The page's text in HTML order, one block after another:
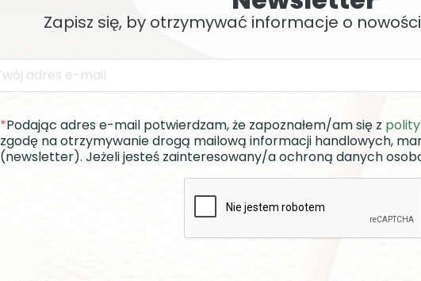
Zapisz się, by otrzymywać informacje o
*Podając adres e-mail potwierdzam, że zapoznałem/am się z
zgodę na otrzymywanie drogą mailową informacji handlowych,
(newsletter). Jeżeli jesteś zainteresowany/a ochroną danych